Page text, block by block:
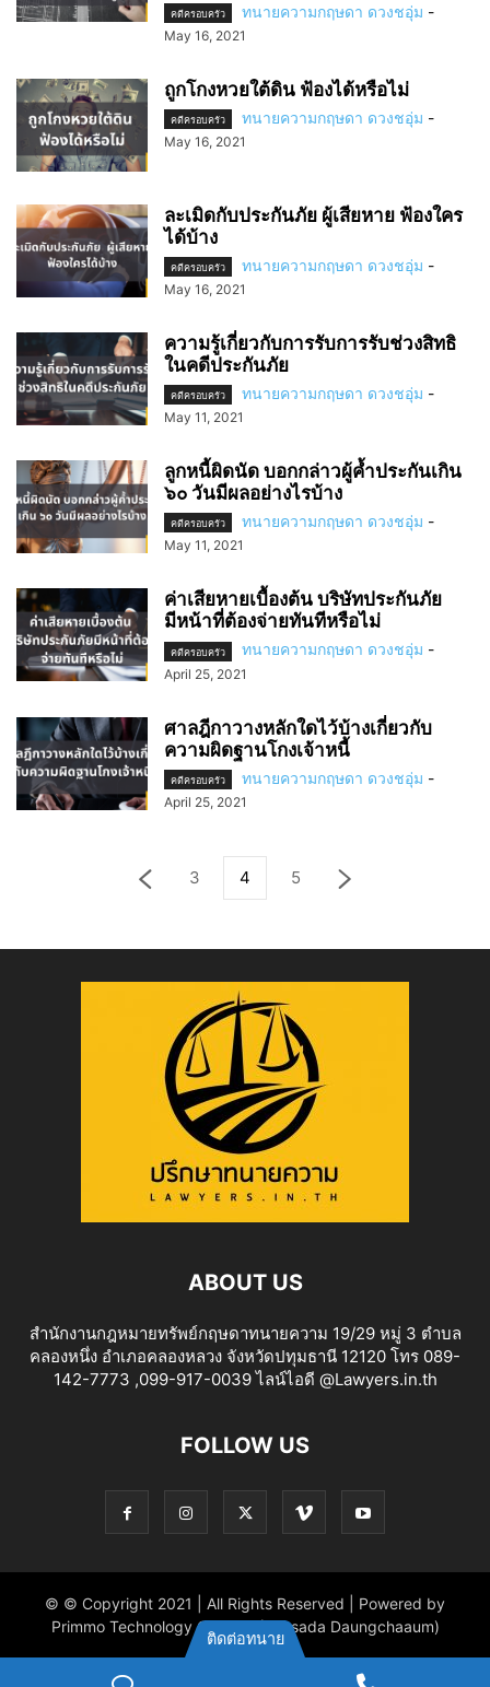
คดีครอบครัว ทนายความกฤษดา ดวงชอุ่ม -
May 16, 2021
ถูกโกงหวยใต้ดิน ฟ้องได้หรือไม่
คดีครอบครัว ทนายความกฤษดา ดวงชอุ่ม -
May 16, 2021
ละเมิดกับประกันภัย ผู้เสียหาย ฟ้องใคร
ได้บ้าง
คดีครอบครัว ทนายความกฤษดา ดวงชอุ่ม -
May 16, 2021
ความรู้เกี่ยวกับการรับการรับช่วงสิทธิ
ในคดีประกันภัย
คดีครอบครัว ทนายความกฤษดา ดวงชอุ่ม -
May 11, 2021
ลูกหนี้ผิดนัด บอกกล่าวผู้ค้ำประกันเกิน
๖๐ วันมีผลอย่างไรบ้าง
คดีครอบครัว ทนายความกฤษดา ดวงชอุ่ม -
May 11, 2021
ค่าเสียหายเบื้องต้น บริษัทประกันภัย
มีหน้าที่ต้องจ่ายทันทีหรือไม่
คดีครอบครัว ทนายความกฤษดา ดวงชอุ่ม -
April 25, 2021
ศาลฎีกาวางหลักใดไว้บ้างเกี่ยวกับ
ความผิดฐานโกงเจ้าหนี้
คดีครอบครัว ทนายความกฤษดา ดวงชอุ่ม -
April 25, 2021
3 4 5
ABOUT US
สำนักงานกฎหมายทรัพย์กฤษดาทนายความ 19/29 หมู่ 3 ตำบล
คลองหนึ่ง อำเภอคลองหลวง จังหวัดปทุมธานี 12120 โทร 089-
142-7773 ,099-917-0039 ไลน์ไอดี @Lawyers.in.th
FOLLOW US
© © Copyright 2021 | All Rights Reserved | Powered by
Primmo Technology Co.,Ltd. (Khitsada Daungchaaum)
ติดต่อทนาย